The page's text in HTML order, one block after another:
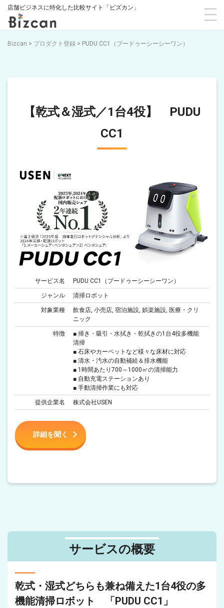
店舗ビジネスに特化した比較サイト「ビズカン」
Bizcan > プロダクト登録 > PUDU CC1（プードゥーシーシーワン）
【乾式＆湿式／1台4役】 PUDU
CC1
サービス名 PUDU CC1（プードゥーシーシーワン）
ジャンル 清掃ロボット
対象業種
飲食店, 小売店, 宿泊施設, 娯楽施設, 医療・クリ
ニック
特徴
■ 掃き・吸引・水拭き・乾拭きの1台4役多機能
清掃
■ 石床やカーペットなど様々な床材に対応
■ 清水・汚水の自動補給＆排水機能
■ 1時間あたり700～1000㎡の清掃能力
■ 自動充電ステーションあり
■ 手動清掃作業にも対応
提供企業名 株式会社USEN
詳細を聞く
サービスの概要
乾式・湿式どちらも兼ね備えた1台4役の多
機能清掃ロボット 「PUDU CC1」